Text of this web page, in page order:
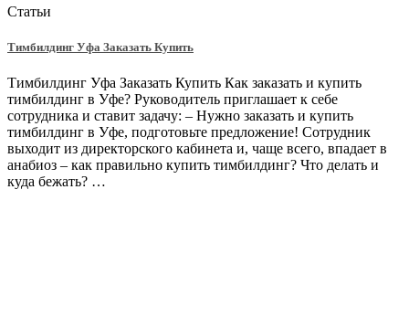
Статьи
Тимбилдинг Уфа Заказать Купить
Тимбилдинг Уфа Заказать Купить Как заказать и купить
тимбилдинг в Уфе? Руководитель приглашает к себе
сотрудника и ставит задачу: – Нужно заказать и купить
тимбилдинг в Уфе, подготовьте предложение! Сотрудник
выходит из директорского кабинета и, чаще всего, впадает в
анабиоз – как правильно купить тимбилдинг? Что делать и
куда бежать? …